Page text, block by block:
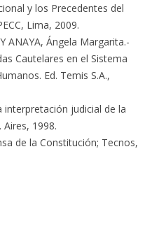
y los Precedentes del
Lima, 2009.
ANAYA, Ángela Margarita.-
Cautelares en el Sistema
Ed. Temis S.A.,
interpretación judicial de la
1998.
de la Constitución; Tecnos,